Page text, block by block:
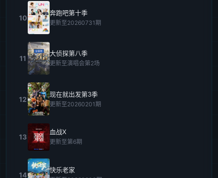
10
奔跑吧第十季
更新至20260731期
11
大侦探第八季
更新至演唱会第2场
12
现在就出发第3季
更新至20260201期
13
血战X
更新至第6期
14
快乐老家